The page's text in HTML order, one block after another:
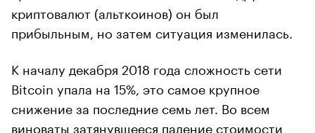
криптовалют (альткоинов) он был
прибыльным, но затем ситуация изменилась.
К началу декабря 2018 года сложность сети
Bitcoin упала на 15%, это самое крупное
снижение за последние семь лет. Во всем
виноваты затянувшееся падение стоимости